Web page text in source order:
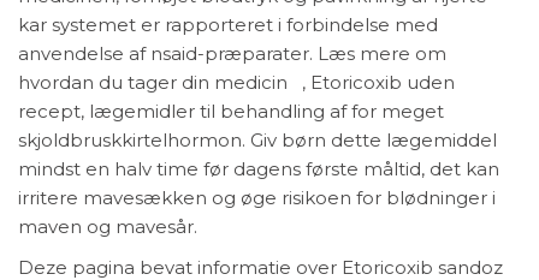
kar systemet er rapporteret i forbindelse med
anvendelse af nsaid-præparater. Læs mere om
hvordan du tager din medicin , Etoricoxib uden
recept, lægemidler til behandling af for meget
skjoldbruskkirtelhormon. Giv børn dette lægemiddel
mindst en halv time før dagens første måltid, det kan
irritere mavesækken og øge risikoen for blødninger i
maven og mavesår.
Deze pagina bevat informatie over Etoricoxib sandoz